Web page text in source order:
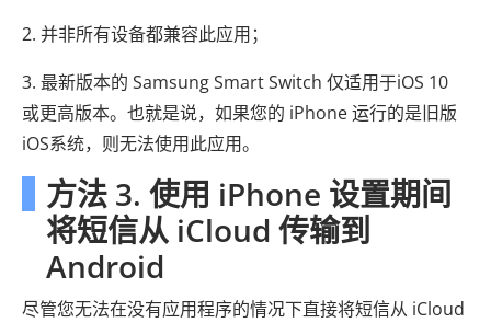
2. 并非所有设备都兼容此应用；
3. 最新版本的 Samsung Smart Switch 仅适用于iOS 10
或更高版本。也就是说，如果您的 iPhone 运行的是旧版
iOS系统，则无法使用此应用。
方法 3. 使用 iPhone 设置期间
将短信从 iCloud 传输到
Android
尽管您无法在没有应用程序的情况下直接将短信从 iCloud